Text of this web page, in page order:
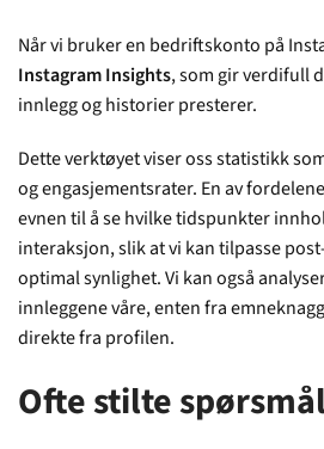
Når vi bruker en bedriftskonto på
Instagram Insights, som gir verdifull
innlegg og historier presterer.
Dette verktøyet viser oss statistikk
og engasjementsrater. En av
evnen til å se hvilke tidspunkter
interaksjon, slik at vi kan tilpasse
optimal synlighet. Vi kan også
innleggene våre, enten fra
direkte fra profilen.
Ofte stilte